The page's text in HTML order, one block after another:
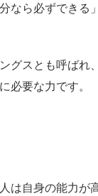
分なら必ずできる
グスとも呼ばれ
必要な力です。
は自身の能力が